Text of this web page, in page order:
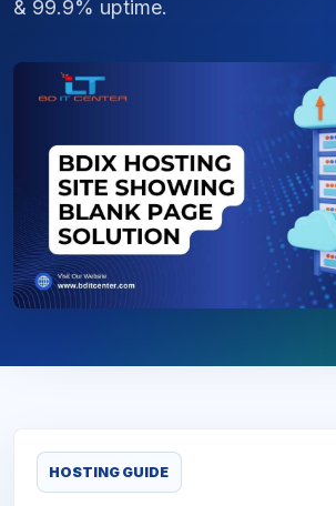
& 99.9% uptime.
HOSTING GUIDE